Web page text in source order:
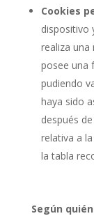
Cookies
dispositivo
realiza una
posee una
pudiendo
haya sido
después
relativa a
la tabla
Según